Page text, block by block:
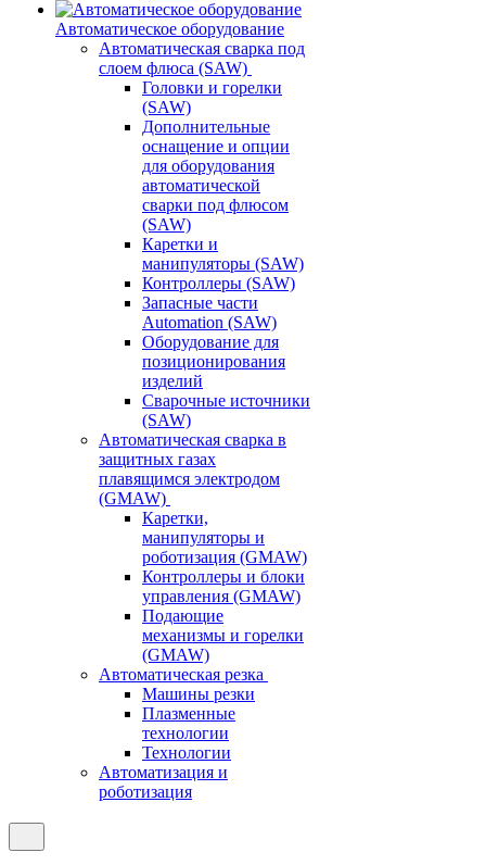
Автоматическое оборудование
Автоматическая сварка под
слоем флюса (SAW)
Головки и горелки
(SAW)
Дополнительные
оснащение и опции
для оборудования
автоматической
сварки под флюсом
(SAW)
Каретки и
манипуляторы (SAW)
Контроллеры (SAW)
Запасные части
Automation (SAW)
Оборудование для
позиционирования
изделий
Сварочные источники
(SAW)
Автоматическая сварка в
защитных газах
плавящимся электродом
(GMAW)
Каретки,
манипуляторы и
роботизация (GMAW)
Контроллеры и блоки
управления (GMAW)
Подающие
механизмы и горелки
(GMAW)
Автоматическая резка
Машины резки
Плазменные
технологии
Технологии
Автоматизация и
роботизация